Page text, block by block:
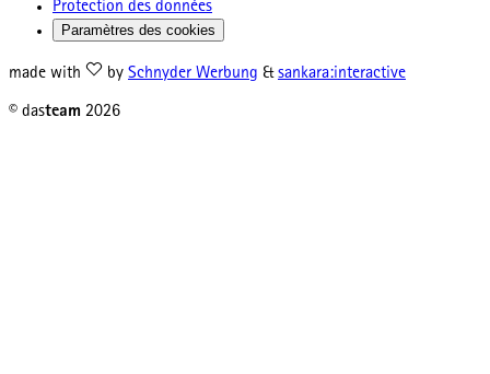
Protection des données
Paramètres des cookies
made with by Schnyder Werbung & sankara:interactive
© dasteam 2026